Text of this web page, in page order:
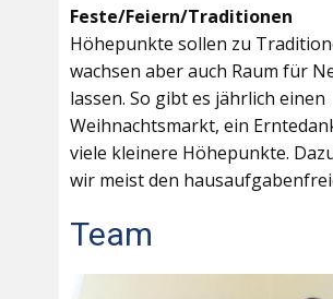
Feste/Feiern/Traditionen
Höhepunkte sollen zu
wachsen aber auch Raum für
lassen. So gibt es jährlich einen
Weihnachtsmarkt, ein
viele kleinere Höhepunkte.
wir meist den
Team